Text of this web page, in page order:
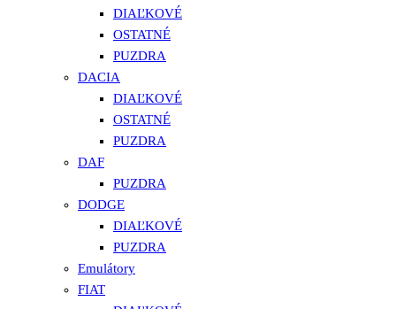
DIAĽKOVÉ
OSTATNÉ
PUZDRA
DACIA
DIAĽKOVÉ
OSTATNÉ
PUZDRA
DAF
PUZDRA
DODGE
DIAĽKOVÉ
PUZDRA
Emulátory
FIAT